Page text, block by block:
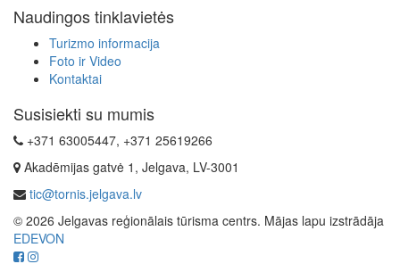
Naudingos tinklavietės
Turizmo informacija
Foto ir Video
Kontaktai
Susisiekti su mumis
+371 63005447, +371 25619266
Akadēmijas gatvė 1, Jelgava, LV-3001
tic@tornis.jelgava.lv
© 2026 Jelgavas reģionālais tūrisma centrs. Mājas lapu izstrādāja
EDEVON